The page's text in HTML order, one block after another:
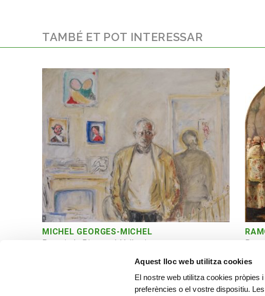
Aquest lloc web utilitza cookies
El nostre web utilitza cookies pròpies
preferències o el vostre dispositiu.
TAMBÉ ET POT INTERESSAR
MICHEL GEORGES-MICHEL
Portrait de Picasso à Vallauris